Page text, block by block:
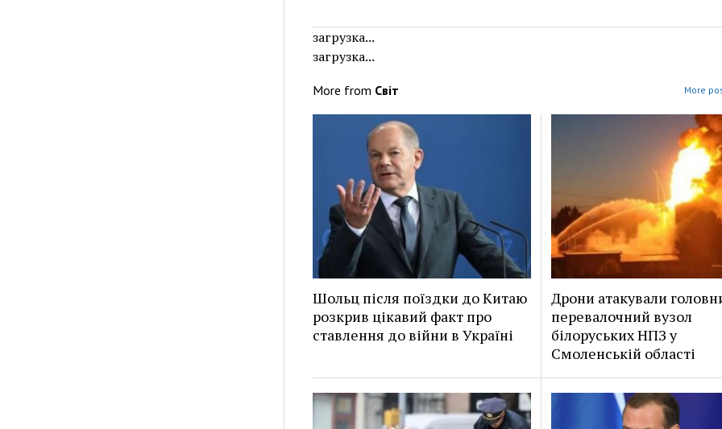
загрузка...
загрузка...
More from Світ More
Шольц після поїздки до Китаю
розкрив цікавий факт про
ставлення до війни в Україні
Дрони атакували
перевалочний вузол
білоруських НПЗ у
Смоленській області